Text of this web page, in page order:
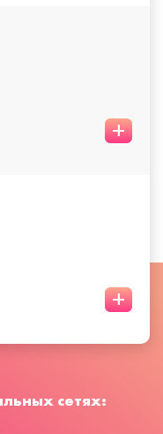
+
+
сетях: